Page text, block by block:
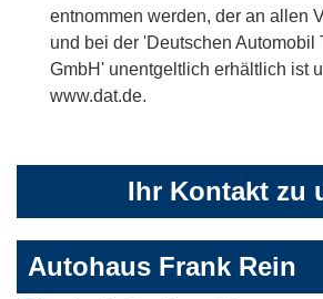
entnommen werden, der an allen
und bei der 'Deutschen Automobil
GmbH' unentgeltlich erhältlich ist
www.dat.de.
Ihr Kontakt zu
Autohaus Frank Rein